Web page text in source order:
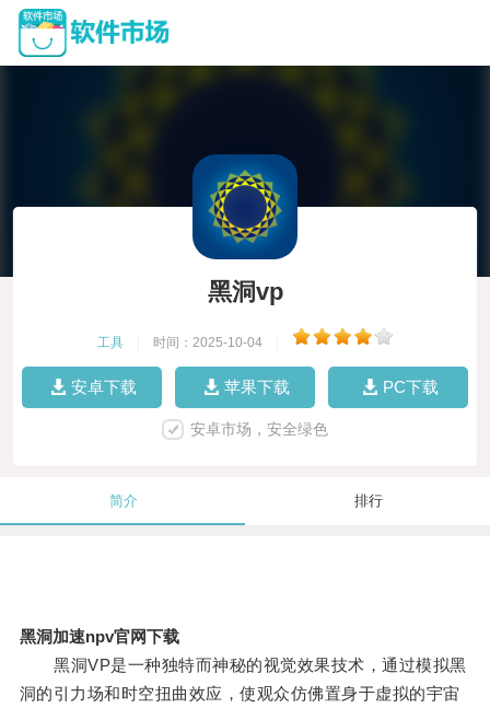
黑洞vp
工具 时间：2025-10-04
安卓下载 苹果下载 PC下载
安卓市场，安全绿色
简介 排行
黑洞加速npv官网下载
黑洞VP是一种独特而神秘的视觉效果技术，通过模拟黑
洞的引力场和时空扭曲效应，使观众仿佛置身于虚拟的宇宙